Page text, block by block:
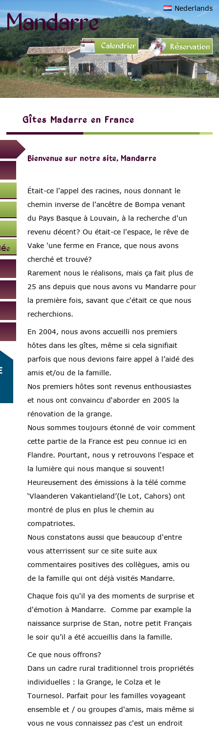
Mandarre Nederlands
Calendrier Réservation
Gîtes Madarre en France
Bienvenue sur notre site, Mandarre
Était-ce l'appel des racines, nous donnant le
chemin inverse de l'ancêtre de Bompa venant
du Pays Basque à Louvain, à la recherche d'un
revenu décent? Ou était-ce l'espace, le rêve de
Vake 'une ferme en France, que nous avons
cherché et trouvé?
Rarement nous le réalisons, mais ça fait plus de
25 ans depuis que nous avons vu Mandarre pour
la première fois, savant que c'était ce que nous
recherchions.
En 2004, nous avons accueilli nos premiers
hôtes dans les gîtes, même si cela signifiait
parfois que nous devions faire appel à l’aidé des
amis et/ou de la famille.
Nos premiers hôtes sont revenus enthousiastes
et nous ont convaincu d‘aborder en 2005 la
rénovation de la grange.
Nous sommes toujours étonné de voir comment
cette partie de la France est peu connue ici en
Flandre. Pourtant, nous y retrouvons l'espace et
la lumière qui nous manque si souvent!
Heureusement des émissions à la télé comme
‘Vlaanderen Vakantieland’(le Lot, Cahors) ont
montré de plus en plus le chemin au
compatriotes.
Nous constatons aussi que beaucoup d'entre
vous atterrissent sur ce site suite aux
commentaires positives des collègues, amis ou
de la famille qui ont déjà visités Mandarre.
Chaque fois qu'il ya des moments de surprise et
d'émotion à Mandarre. Comme par example la
naissance surprise de Stan, notre petit Français
le soir qu’il a été accueillis dans la famille.
Ce que nous offrons?
Dans un cadre rural traditionnel trois propriétés
individuelles : la Grange, le Colza et le
Tournesol. Parfait pour les familles voyageant
ensemble et / ou groupes d'amis, mais même si
vous ne vous connaissez pas c'est un endroit